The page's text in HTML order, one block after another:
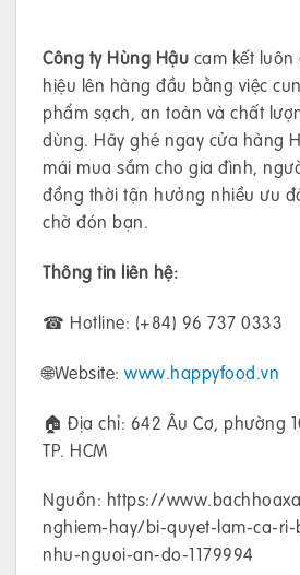
Công ty Hùng Hậu cam kết
hiệu lên hàng đầu bằng việc
phẩm sạch, an toàn và chất
dùng. Hãy ghé ngay cửa hàng
mái mua sắm cho gia đình,
đồng thời tận hưởng nhiều ưu
chờ đón bạn.
Thông tin liên hệ:
☎ Hotline: (+84) 96 737 0333
🌐Website: www.happyfood.vn
🏠 Địa chỉ: 642 Âu Cơ, phường
TP. HCM
Nguồn: https://
nghiem-hay/bi-quyet-lam-ca-
nhu-nguoi-an-do-1179994